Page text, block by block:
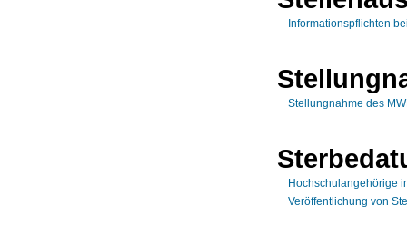
Informationspflichten
Stellungnahme des
Hochschulangehörige
Veröffentlichung von